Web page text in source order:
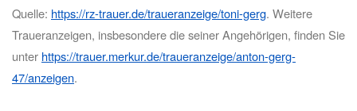
Quelle: https://rz-trauer.de/traueranzeige/toni-gerg. Weitere
Traueranzeigen, insbesondere die seiner Angehörigen, finden Sie
unter https://trauer.merkur.de/traueranzeige/anton-gerg-
47/anzeigen.